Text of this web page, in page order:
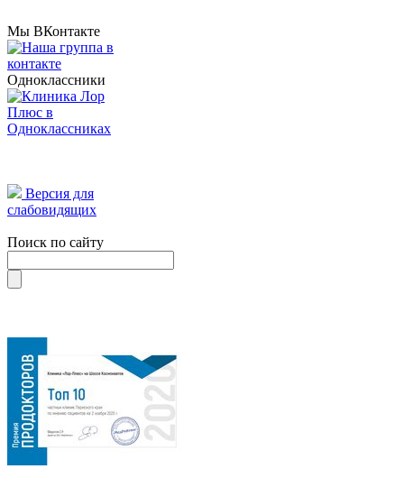
Мы ВКонтакте
Одноклассники
Версия для
слабовидящих
Поиск по сайту